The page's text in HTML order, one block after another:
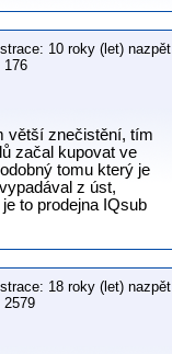
10 roky (let) nazpět
176
větší znečistění, tím
začal kupovat ve
tomu který je
z úst,
to prodejna IQsub
18 roky (let) nazpět
2579